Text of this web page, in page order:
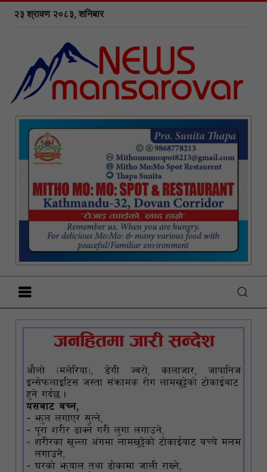
२३ श्रावण २०८३, शनिबार